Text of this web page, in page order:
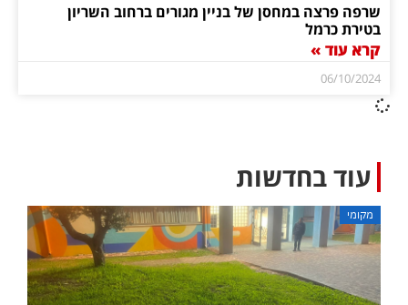
שרפה פרצה במחסן של בניין מגורים ברחוב השריון
בטירת כרמל
קרא עוד »
06/10/2024
עוד בחדשות
מקומי